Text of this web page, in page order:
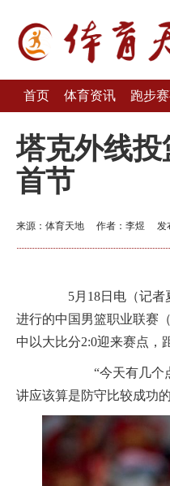
首页 体育资讯 跑步
塔克外线
首节
来源：体育天地 作者：李煜 发
5月18日电（记者夏
进行的中国男篮职业联赛
中以大比分2:0迎来赛点，
“今天有几个点做
讲应该算是防守比较成功